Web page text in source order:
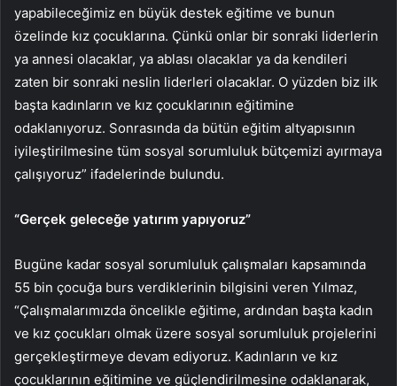
yapabileceğimiz en büyük destek eğitime ve bunun
özelinde kız çocuklarına. Çünkü onlar bir sonraki liderlerin
ya annesi olacaklar, ya ablası olacaklar ya da kendileri
zaten bir sonraki neslin liderleri olacaklar. O yüzden biz ilk
başta kadınların ve kız çocuklarının eğitimine
odaklanıyoruz. Sonrasında da bütün eğitim altyapısının
iyileştirilmesine tüm sosyal sorumluluk bütçemizi ayırmaya
çalışıyoruz” ifadelerinde bulundu.
“Gerçek geleceğe yatırım yapıyoruz”
Bugüne kadar sosyal sorumluluk çalışmaları kapsamında
55 bin çocuğa burs verdiklerinin bilgisini veren Yılmaz,
“Çalışmalarımızda öncelikle eğitime, ardından başta kadın
ve kız çocukları olmak üzere sosyal sorumluluk projelerini
gerçekleştirmeye devam ediyoruz. Kadınların ve kız
çocuklarının eğitimine ve güçlendirilmesine odaklanarak,